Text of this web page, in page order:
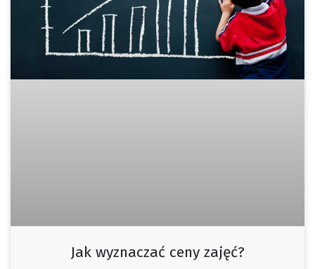
Jak wyznaczać ceny zajęć?